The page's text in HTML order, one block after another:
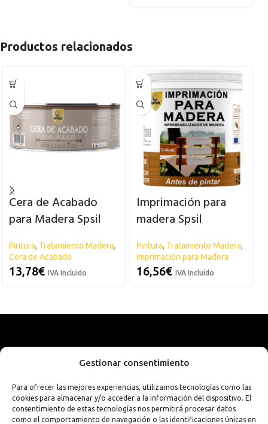
Gestionar consentimiento
Para ofrecer las mejores experiencias, utilizamos tecnologías como las
cookies para almacenar y/o acceder a la información del dispositivo. El
consentimiento de estas tecnologías nos permitirá procesar datos
como el comportamiento de navegación o las identificaciones únicas en
Productos relacionados
Cera de Acabado
para Madera Spsil
Pintura, Tratamiento Madera,
Cera de Acabado
13,78€ IVA Incluido
Imprimación para
madera Spsil
Pintura, Tratamiento Madera,
Imprimación para Madera
16,56€ IVA Incluido